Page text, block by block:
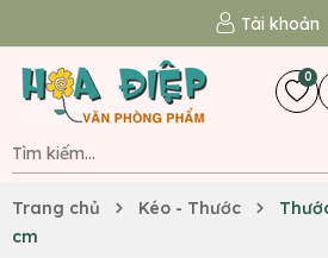
Tài khoản
0
Trang chủ Kéo - Thước
cm